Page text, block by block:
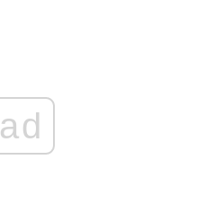
ad